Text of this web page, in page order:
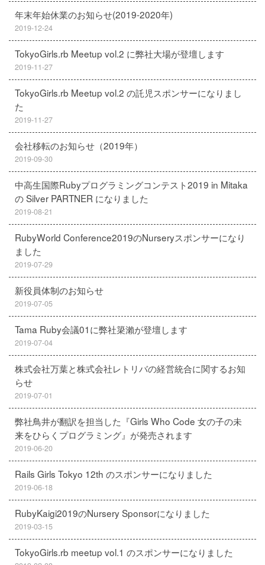
年末年始休業のお知らせ(2019-2020年)
2019-12-24
TokyoGirls.rb Meetup vol.2 に弊社大場が登壇します
2019-11-27
TokyoGirls.rb Meetup vol.2 の託児スポンサーになりまし
た
2019-11-27
会社移転のお知らせ（2019年）
2019-09-30
中高生国際Rubyプログラミングコンテスト2019 in Mitaka
の Silver PARTNER になりました
2019-08-21
RubyWorld Conference2019のNurseryスポンサーになり
ました
2019-07-29
新役員体制のお知らせ
2019-07-05
Tama Ruby会議01に弊社簗瀨が登壇します
2019-07-04
株式会社万葉と株式会社レトリバの経営統合に関するお知
らせ
2019-07-01
弊社鳥井が翻訳を担当した『Girls Who Code 女の子の未
来をひらくプログラミング』が発売されます
2019-06-20
Rails Girls Tokyo 12th のスポンサーになりました
2019-06-18
RubyKaigi2019のNursery Sponsorになりました
2019-03-15
TokyoGirls.rb meetup vol.1 のスポンサーになりました